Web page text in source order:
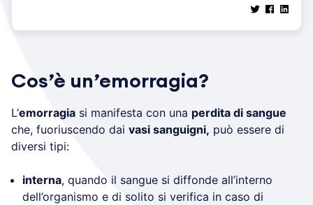
Cos’è un’emorragia?
L‘emorragia si manifesta con una perdita di sangue
che, fuoriuscendo dai vasi sanguigni, può essere di
diversi tipi:
interna, quando il sangue si diffonde all’interno
dell’organismo e di solito si verifica in caso di